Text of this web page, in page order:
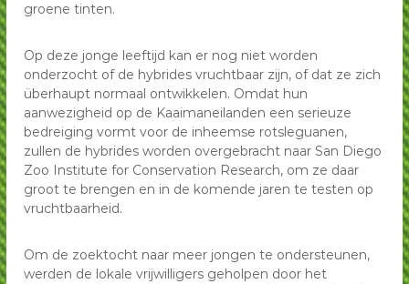
groene tinten.
Op deze jonge leeftijd kan er nog niet worden
onderzocht of de hybrides vruchtbaar zijn, of dat ze zich
überhaupt normaal ontwikkelen. Omdat hun
aanwezigheid op de Kaaimaneilanden een serieuze
bedreiging vormt voor de inheemse rotsleguanen,
zullen de hybrides worden overgebracht naar San Diego
Zoo Institute for Conservation Research, om ze daar
groot te brengen en in de komende jaren te testen op
vruchtbaarheid.
Om de zoektocht naar meer jongen te ondersteunen,
werden de lokale vrijwilligers geholpen door het